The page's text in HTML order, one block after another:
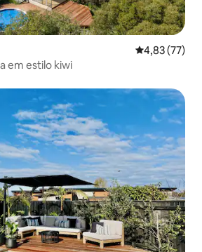
4,83 de uma
4,83 (77)
em estilo kiwi